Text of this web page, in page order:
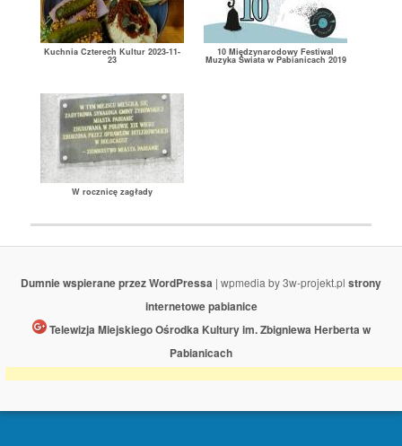
Kuchnia Czterech Kultur 2023-11-
23
10 Międzynarodowy Festiwal
Muzyka Świata w Pabianicach 2019
W rocznicę zagłady
Dumnie wspierane przez WordPressa | wpmedia by 3w-projekt.pl strony
internetowe pabianice
Telewizja Miejskiego Ośrodka Kultury im. Zbigniewa Herberta w
Pabianicach